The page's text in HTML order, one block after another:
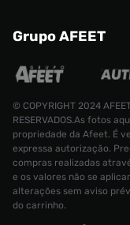
Grupo AFEET
© COPYRIGHT 2024
RESERVADOS.As fotos
propriedade da Afeet. É
expressa autorização.
compras realizadas
e os valores não se
alterações sem aviso
do carrinho.